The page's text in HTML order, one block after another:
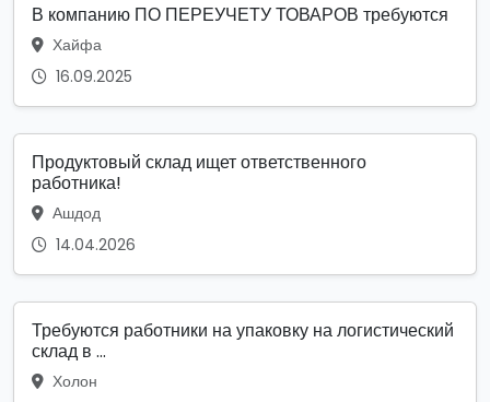
В компанию ПО ПЕРЕУЧЕТУ ТОВАРОВ требуются
Хайфа
16.09.2025
Продуктовый склад ищет ответственного
работника!
Ашдод
14.04.2026
Требуются работники на упаковку на логистический
склад в ...
Холон